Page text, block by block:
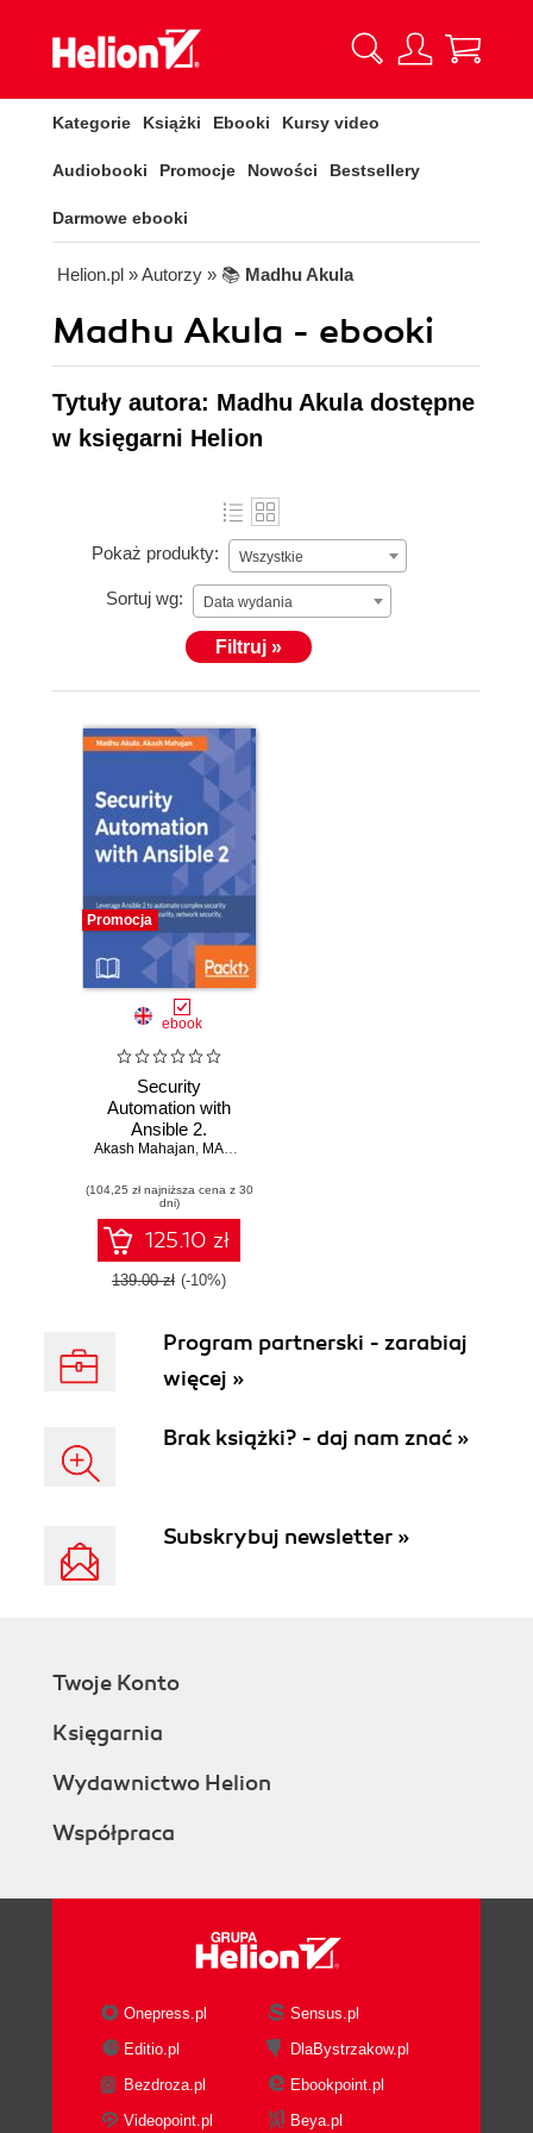
Kategorie Książki Ebooki Kursy video
Audiobooki Promocje Nowości Bestsellery
Darmowe ebooki
Helion.pl » Autorzy » 📚 Madhu Akula
Madhu Akula - ebooki
Tytuły autora: Madhu Akula dostępne
w księgarni Helion
Pokaż produkty: Wszystkie
Sortuj wg: Data wydania
Filtruj »
Promocja
ebook
Security
Automation with
Ansible 2.
Leverage Ansible 2
complex security
tasks like
application
security, network
security, and
Akash Mahajan, MADHU AKULA
(104,25 zł najniższa cena z 30
dni)
125.10 zł
139.00 zł (-10%)
Program partnerski - zarabiaj
więcej »
Brak książki? - daj nam znać »
Subskrybuj newsletter »
Twoje Konto
Księgarnia
Wydawnictwo Helion
Współpraca
Onepress.pl
Sensus.pl
Editio.pl
DlaBystrzakow.pl
Bezdroza.pl
Ebookpoint.pl
Videopoint.pl
Beya.pl